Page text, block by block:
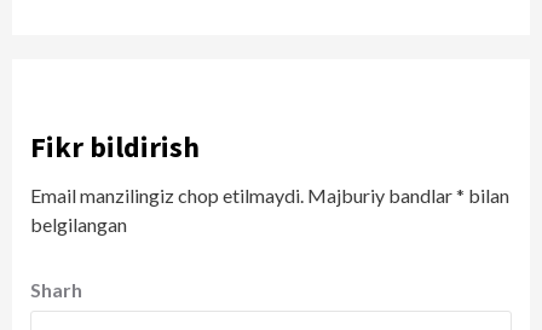
Fikr bildirish
Email manzilingiz chop etilmaydi. Majburiy bandlar* bilan
belgilangan
Sharh